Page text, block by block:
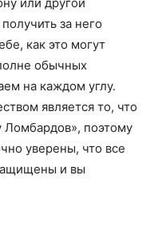
за него
как это могут
обычных
на каждом углу.
является то, что
Ломбардов», поэтому
уверены, что все
и вы